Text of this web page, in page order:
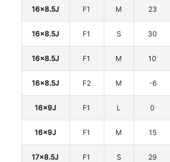
16x8.5J F1 M 23
16x8.5J F1 S 30
16x8.5J F1 M 10
16x8.5J F2 M -6
16x9J F1 L 0
16x9J F1 M 15
17x8.5J F1 S 29